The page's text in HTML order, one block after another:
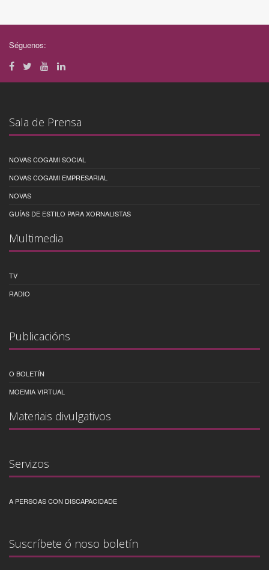
Séguenos:
Sala de Prensa
NOVAS COGAMI SOCIAL
NOVAS COGAMI EMPRESARIAL
NOVAS
GUÍAS DE ESTILO PARA XORNALISTAS
Multimedia
TV
RADIO
Publicacións
O BOLETÍN
MOEMIA VIRTUAL
Materiais divulgativos
Servizos
A PERSOAS CON DISCAPACIDADE
Suscríbete ó noso boletín